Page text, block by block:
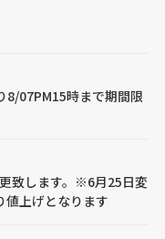
8/07PM15時まで期間限
致します。※6月25日変
値上げとなります